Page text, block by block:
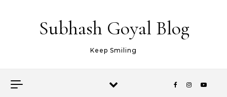
Subhash Goyal Blog
Keep Smiling